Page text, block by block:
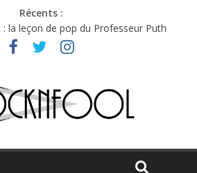
Récents :
: la leçon de pop du Professeur Puth
festival de musique indépendant
température et émotions en hausse
de choisir entre chaleur et bonne
Festival : entre bière, métal et